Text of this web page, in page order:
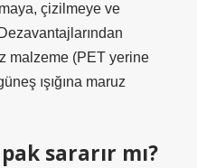
çizilmeye ve
malzeme (PET yerine
ışığına maruz
sararır mı?